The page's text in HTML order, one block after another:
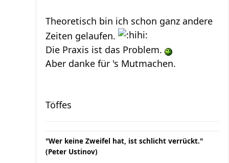
Theoretisch bin ich schon ganz andere
Zeiten gelaufen.
Die Praxis ist das Problem.
Aber danke für 's Mutmachen.
Töffes
"Wer keine Zweifel hat, ist schlicht verrückt."
(Peter Ustinov)